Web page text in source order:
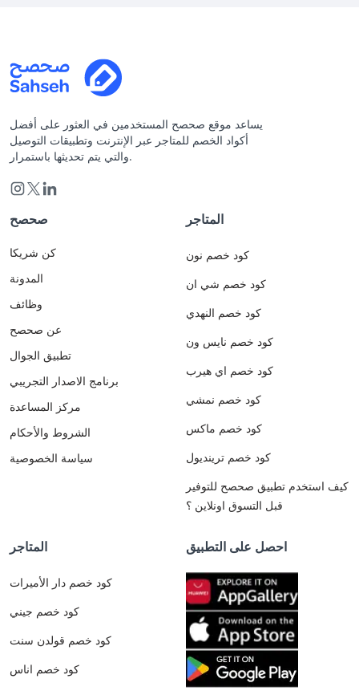
يساعد موقع صحصح المستخدمين في العثور على أفضل
أكواد الخصم للمتاجر عبر الإنترنت وتطبيقات التوصيل
والتي يتم تحديثها باستمرار.
صحصح
كن شريكا
المدونة
وظائف
عن صحصح
تطبيق الجوال
برنامج الاصدار التجريبي
مركز المساعدة
الشروط والأحكام
سياسة الخصوصية
المتاجر
كود خصم نون
كود خصم شي ان
كود خصم النهدي
كود خصم نايس ون
كود خصم اي هيرب
كود خصم نمشي
كود خصم ماكس
كود خصم ترينديول
كيف استخدم تطبيق صحصح للتوفير
قبل التسوق اونلاين ؟
المتاجر
كود خصم دار الأميرات
كود خصم جيني
كود خصم قولدن سنت
كود خصم اناس
احصل على التطبيق